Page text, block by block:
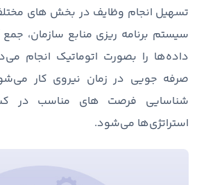
تسهیل انجام وظایف در بخش های
سیستم برنامه ریزی منابع سازمان،
داده‌ها را بصورت اتوماتیک انجام
صرفه جویی در زمان نیروی کار
شناسایی فرصت های مناسب در
استراتژی‌ها می‌شود.